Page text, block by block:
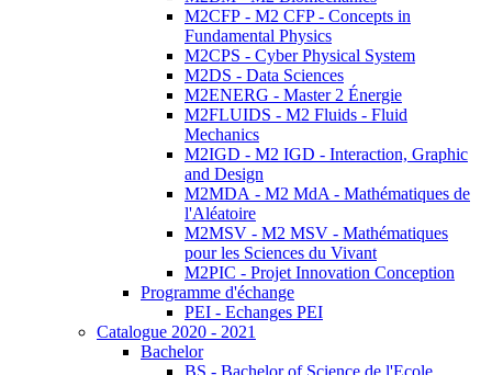
M2CFP - M2 CFP - Concepts in
Fundamental Physics
M2CPS - Cyber Physical System
M2DS - Data Sciences
M2ENERG - Master 2 Énergie
M2FLUIDS - M2 Fluids - Fluid
Mechanics
M2IGD - M2 IGD - Interaction, Graphic
and Design
M2MDA - M2 MdA - Mathématiques de
l'Aléatoire
M2MSV - M2 MSV - Mathématiques
pour les Sciences du Vivant
M2PIC - Projet Innovation Conception
Programme d'échange
PEI - Echanges PEI
Catalogue 2020 - 2021
Bachelor
BS - Bachelor of Science de l'Ecole